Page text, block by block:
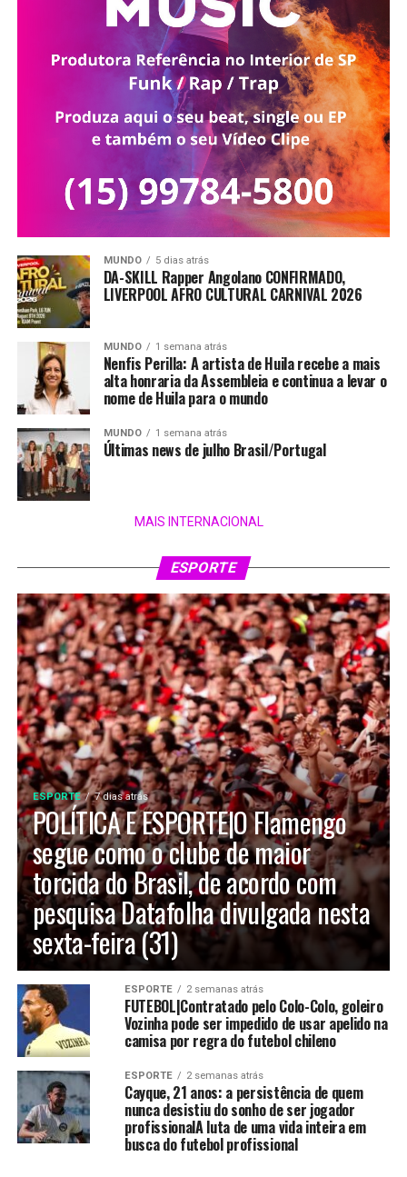
MUNDO 5 dias atrás
DA-SKILL Rapper Angolano CONFIRMADO,
LIVERPOOL AFRO CULTURAL CARNIVAL 2026
MUNDO 1 semana atrás
Nenfis Perilla: A artista de Huila recebe a mais
alta honraria da Assembleia e continua a levar o
nome de Huila para o mundo
MUNDO 1 semana atrás
Últimas news de julho Brasil/Portugal
MAIS INTERNACIONAL
ESPORTE
ESPORTE 7 dias atrás
POLÍTICA E ESPORTE|O Flamengo
segue como o clube de maior
torcida do Brasil, de acordo com
pesquisa Datafolha divulgada nesta
sexta-feira (31)
ESPORTE 2 semanas atrás
FUTEBOL|Contratado pelo Colo-Colo, goleiro
Vozinha pode ser impedido de usar apelido na
camisa por regra do futebol chileno
ESPORTE 2 semanas atrás
Cayque, 21 anos: a persistência de quem
nunca desistiu do sonho de ser jogador
profissionalA luta de uma vida inteira em
busca do futebol profissional